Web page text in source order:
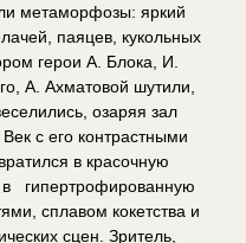
метаморфозы: яркий
паяцев, кукольных
герои А. Блока, И.
А. Ахматовой шутили,
озаряя зал
с его контрастными
в красочную
в гипертрофированную
сплавом кокетства и
сцен. Зритель,